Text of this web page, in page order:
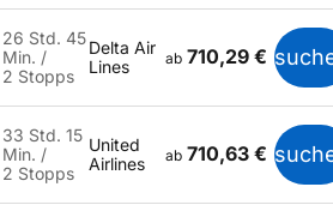
26 Std. 45
Min. /
2 Stopps
Delta Air
Lines
ab 710,29 €
33 Std. 15
Min. /
2 Stopps
United
Airlines
ab 710,63 €